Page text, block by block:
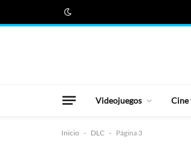
Videojuegos Cine
Inicio - DLC - Página 3